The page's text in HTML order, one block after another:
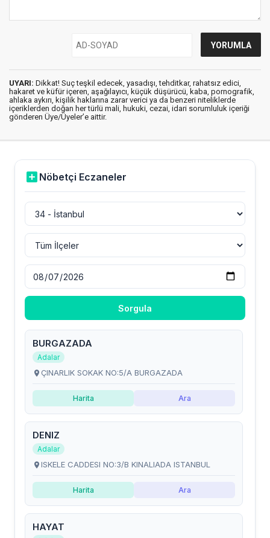
UYARI: Dikkat! Suç teşkil edecek, yasadışı, tehditkar, rahatsız edici,
hakaret ve küfür içeren, aşağılayıcı, küçük düşürücü, kaba, pornografik,
ahlaka aykırı, kişilik haklarına zarar verici ya da benzeri niteliklerde
içeriklerden doğan her türlü mali, hukuki, cezai, idari sorumluluk içeriği
gönderen Üye/Üyeler’e aittir.